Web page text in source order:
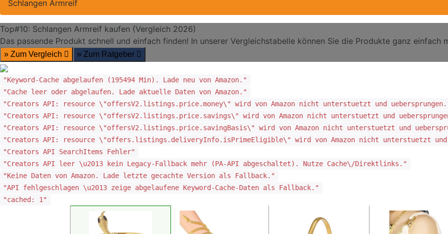
Schlangen Armreif
Top#10: Schlangen Armreif kaufen (Vergleich 2026)
Das passende Produkt schnell und einfach finden! In unserer Vergleichstabelle können Sie die Produkte ganz einfach
» Zum Vergleich » Zum Ratgeber
"Keyword-Cache abgelaufen (195494 Min). Lade neu von Amazon."
"Cache leer oder abgelaufen. Lade aktuelle Daten von Amazon."
"Creators API: resource \"offersV2.listings.price.money\" wird von Amazon nicht unterstuetzt und
"Creators API: resource \"offersV2.listings.price.savings\" wird von Amazon nicht unterstuetzt und
"Creators API: resource \"offersV2.listings.price.savingBasis\" wird von Amazon nicht unterstuetzt und
"Creators API: resource \"offers.listings.deliveryInfo.isPrimeEligible\" wird von Amazon nicht unterstuetzt und
"Creators API SearchItems Fehler"
"Creators API leer \u2013 kein Legacy-Fallback mehr (PA-API abgeschaltet). Nutze Cache\/Direktlinks."
"Keine Daten von Amazon. Lade letzte gecachte Version als Fallback."
"API fehlgeschlagen \u2013 zeige abgelaufene Keyword-Cache-Daten als Fallback."
"cached: 1"